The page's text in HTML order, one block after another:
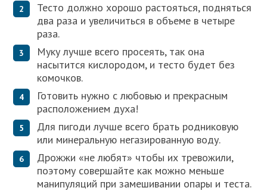
Тесто должно хорошо растояться, подняться
два раза и увеличиться в объеме в четыре
раза.
Муку лучше всего просеять, так она
насытится кислородом, и тесто будет без
комочков.
Готовить нужно с любовью и прекрасным
расположением духа!
Для пигоди лучше всего брать родниковую
или минеральную негазированную воду.
Дрожжи «не любят» чтобы их тревожили,
поэтому совершайте как можно меньше
манипуляций при замешивании опары и теста.